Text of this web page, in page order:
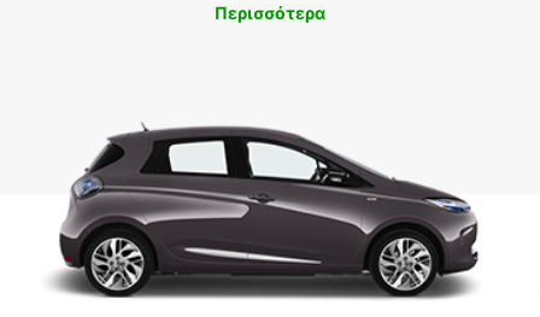
Περισσότερα